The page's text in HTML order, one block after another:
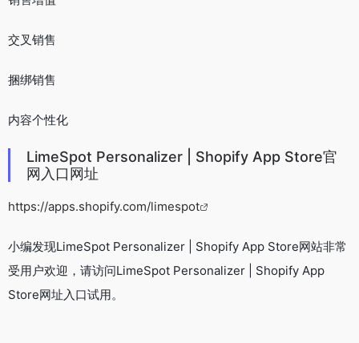
交叉销售
捆绑销售
内容个性化
LimeSpot Personalizer | Shopify App Store官
网入口网址
https://apps.shopify.com/limespot
小编发现LimeSpot Personalizer | Shopify App Store网站非常
受用户欢迎，请访问LimeSpot Personalizer | Shopify App
Store网址入口试用。